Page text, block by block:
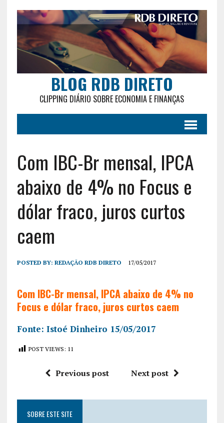
BLOG RDB DIRETO
CLIPPING DIÁRIO SOBRE ECONOMIA E FINANÇAS
Com IBC-Br mensal, IPCA
abaixo de 4% no Focus e
dólar fraco, juros curtos
caem
POSTED BY: REDAÇÃO RDB DIRETO 17/05/2017
Com IBC-Br mensal, IPCA abaixo de 4% no
Focus e dólar fraco, juros curtos caem
Fonte: Istoé Dinheiro 15/05/2017
POST VIEWS: 11
Previous post Next post
SOBRE ESTE SITE